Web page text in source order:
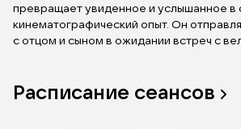
превращает увиденное и услышанное в
кинематографический опыт. Он
с отцом и сыном в ожидании встреч с
герои надеются увидеть и глухаря,
Расписание сеансов